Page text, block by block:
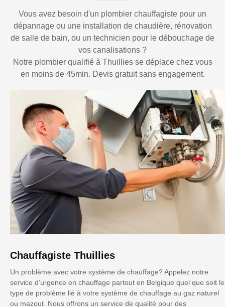
Vous avez besoin d'un plombier chauffagiste pour un
dépannage ou une installation de chaudière, rénovation
de salle de bain, ou un technicien pour le débouchage de
vos canalisations ?
Notre plombier qualifié à Thuillies se déplace chez vous
en moins de 45min. Devis gratuit sans engagement.
Chauffagiste Thuillies
Un problème avec votre système de chauffage? Appelez notre
service d’urgence en chauffage partout en Belgique quel que soit le
type de problème lié à votre système de chauffage au gaz naturel
ou mazout. Nous offrons un service de qualité pour des